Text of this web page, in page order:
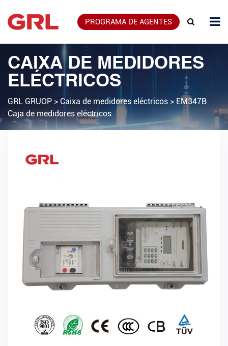
PROGRAMA DE AGENTES
CAIXA DE MEDIDORES
ELÉCTRICOS
GRL GRUOP > Caixa de medidores eléctricos > EM347B
Caja de medidores eléctricos